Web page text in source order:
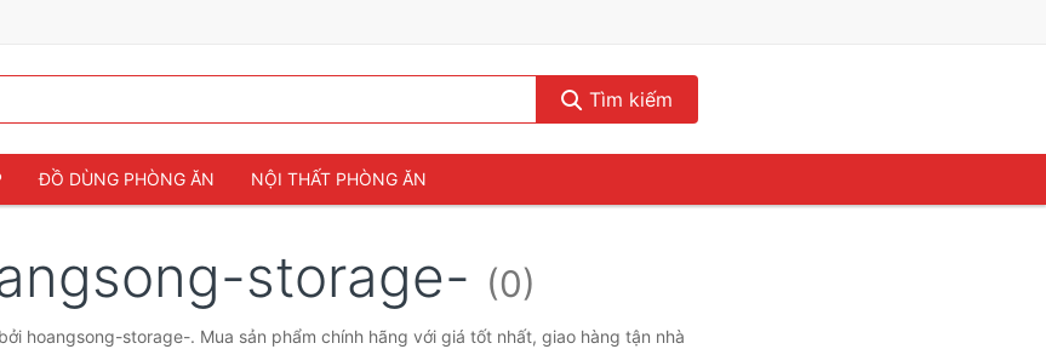
Tìm kiếm
ĐỒ DÙNG PHÒNG ĂN NỘI THẤT PHÒNG ĂN
storage- (0)
hoangsong-storage-. Mua sản phẩm chính hãng với giá tốt nhất, giao hàng tận nhà